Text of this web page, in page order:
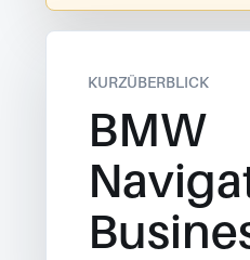
KURZÜBERBLICK
BMW